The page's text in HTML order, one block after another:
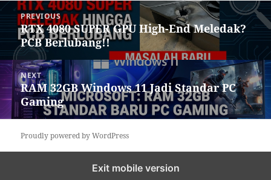
Post
navigation
PREVIOUS
Previous
post:
RTX 4080 SUPER GPU High-End Meledak?
PCB Berlubang!!
NEXT
Next
post:
RAM 32GB Windows 11 Jadi Standar PC
Gaming
Proudly powered by WordPress
Exit mobile version